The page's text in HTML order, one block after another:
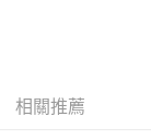
相關推薦